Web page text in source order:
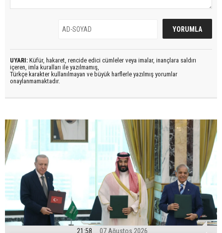
UYARI: Küfür, hakaret, rencide edici cümleler veya imalar, inançlara saldırı
içeren, imla kuralları ile yazılmamış,
Türkçe karakter kullanılmayan ve büyük harflerle yazılmış yorumlar
onaylanmamaktadır.
21:58 07 Ağustos 2026